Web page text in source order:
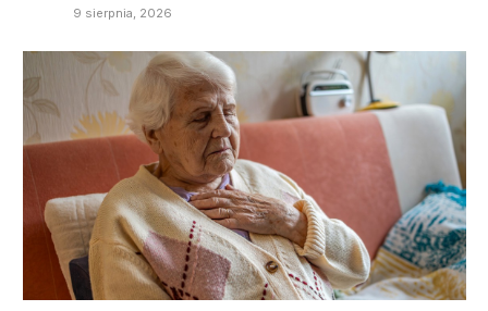
9 sierpnia, 2026